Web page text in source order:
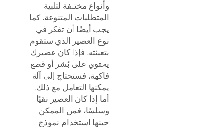
وأنواع مختلفة لتلبية
المتطلبات المتنوعة. كما
يجب أيضًا أن تفكر في
نوع العصير الذي ستقوم
بتعبئته. فإذا كان عصيرك
يحتوي على بُشر أو قطع
فاكهة، فستحتاج إلى آلة
يمكنها التعامل مع ذلك.
أما إذا كان العصير نقيًا
وسلسًا، فمن الممكن
حينها استخدام نموذج